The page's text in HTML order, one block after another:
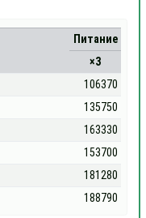
Питание
×3
106370
135750
163330
153700
181280
188790